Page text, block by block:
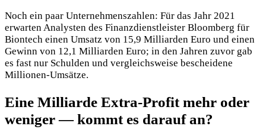
Noch ein paar Unternehmenszahlen: Für das Jahr 2021
erwarten Analysten des Finanzdienstleister Bloomberg für
Biontech einen Umsatz von 15,9 Milliarden Euro und einen
Gewinn von 12,1 Milliarden Euro; in den Jahren zuvor gab
es fast nur Schulden und vergleichsweise bescheidene
Millionen-Umsätze.
Eine Milliarde Extra-Profit mehr oder
weniger — kommt es darauf an?